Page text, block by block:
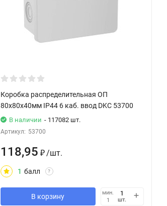
Коробка распределительная ОП
80х80х40мм IP44 6 каб. ввод DKC 53700
В наличии - 117082 шт.
Артикул: 53700
118,95 ₽ /шт.
1 балл ?
В корзину
мин.
1
шт.